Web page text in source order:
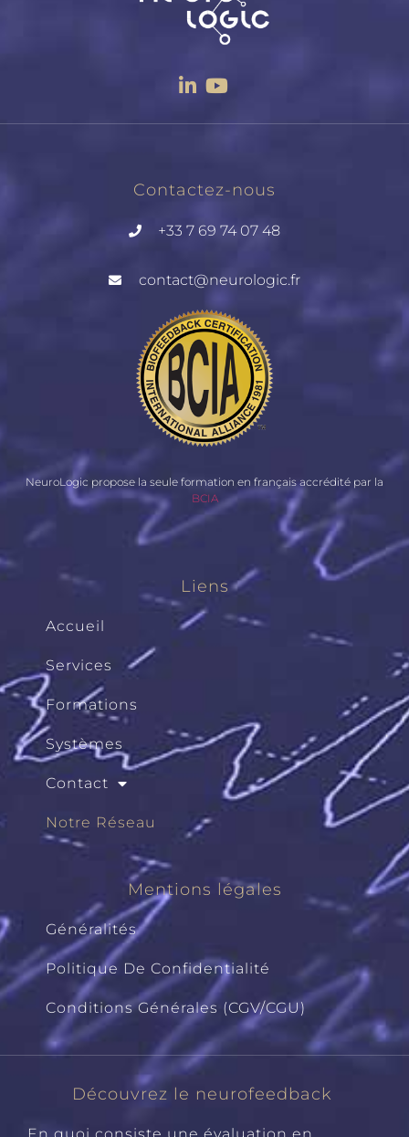
Contactez-nous
+33 7 69 74 07 48
contact@neurologic.fr
NeuroLogic propose la seule formation en français accrédité par la
BCIA
Liens
Accueil
Services
Formations
Systèmes
Contact
Notre Réseau
Mentions légales
Généralités
Politique De Confidentialité
Conditions Générales (CGV/CGU)
Découvrez le neurofeedback
En quoi consiste une évaluation en